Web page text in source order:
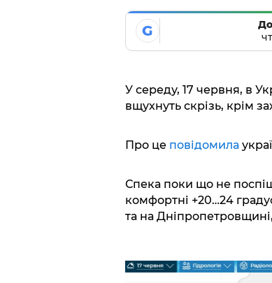
G
У середу, 17 червня, в
вщухнуть скрізь, крім
Про цеповідомила
Спека поки що не
комфортні +20…24
та на